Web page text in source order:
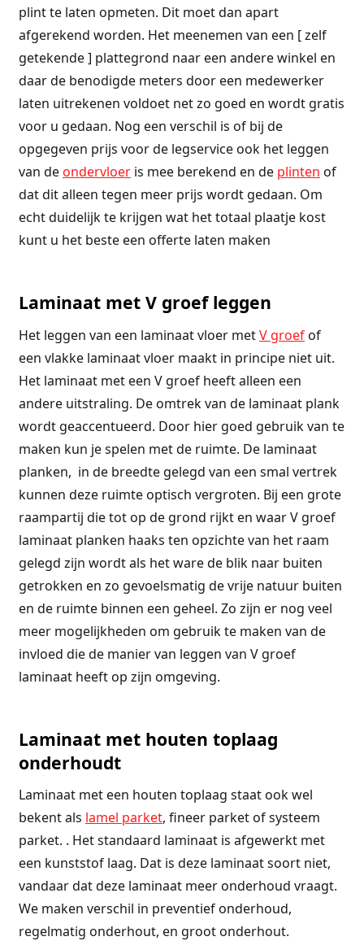
plint te laten opmeten. Dit moet dan apart
afgerekend worden. Het meenemen van een [ zelf
getekende ] plattegrond naar een andere winkel en
daar de benodigde meters door een medewerker
laten uitrekenen voldoet net zo goed en wordt gratis
voor u gedaan. Nog een verschil is of bij de
opgegeven prijs voor de legservice ook het leggen
van de ondervloeris mee berekend en de plinten of
dat dit alleen tegen meer prijs wordt gedaan. Om
echt duidelijk te krijgen wat het totaal plaatje kost
kunt u het beste een offerte laten maken
Laminaat met V groef leggen
Het leggen van een laminaat vloer metV groefof
een vlakke laminaat vloer maakt in principe niet uit.
Het laminaat met een V groef heeft alleen een
andere uitstraling. De omtrek van de laminaat plank
wordt geaccentueerd. Door hier goed gebruik van te
maken kun je spelen met de ruimte. De laminaat
planken, in de breedte gelegd van een smal vertrek
kunnen deze ruimte optisch vergroten. Bij een grote
raampartij die tot op de grond rijkt en waar V groef
laminaat planken haaks ten opzichte van het raam
gelegd zijn wordt als het ware de blik naar buiten
getrokken en zo gevoelsmatig de vrije natuur buiten
en de ruimte binnen een geheel. Zo zijn er nog veel
meer mogelijkheden om gebruik te maken van de
invloed die de manier van leggen van V groef
laminaat heeft op zijn omgeving.
Laminaat met houten toplaag
onderhoudt
Laminaat met een houten toplaag staat ook wel
bekent als lamel parket, fineer parket of systeem
parket. . Het standaard laminaat is afgewerkt met
een kunststof laag. Dat is deze laminaat soort niet,
vandaar dat deze laminaat meer onderhoud vraagt.
We maken verschil in preventief onderhoud,
regelmatig onderhout, en groot onderhout.